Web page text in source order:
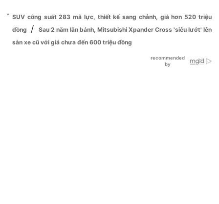
SUV công suất 283 mã lực, thiết kế sang chảnh, giá hơn 520 triệu
đồng
/
Sau 2 năm lăn bánh, Mitsubishi Xpander Cross 'siêu lướt' lên
sàn xe cũ với giá chưa đến 600 triệu đồng